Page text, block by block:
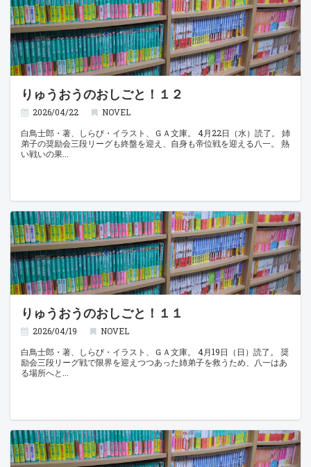
りゅうおうのおしごと！１２
2026/04/22
NOVEL
白鳥士郎・著、しらび・イラスト、ＧＡ文庫。 4月22日（水）読了。 姉
弟子の奨励会三段リーグも終盤を迎え、自身も帝位戦を迎える八一。 熱
い戦いの果
りゅうおうのおしごと！１１
2026/04/19
NOVEL
白鳥士郎・著、しらび・イラスト、ＧＡ文庫。 4月19日（日）読了。 奨
励会三段リーグ戦で限界を迎えつつあった姉弟子を救うため、八一はあ
る場所へと